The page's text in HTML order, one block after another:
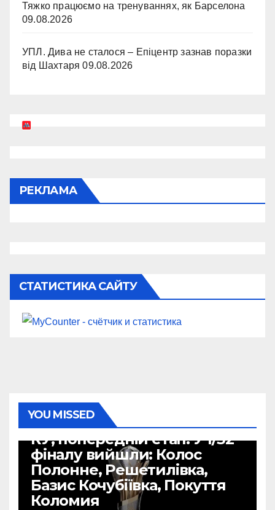
Тяжко працюємо на тренуваннях, як Барселона
09.08.2026
УПЛ. Дива не сталося – Епіцентр зазнав поразки
від Шахтаря 09.08.2026
РЕКЛАМА
СТАТИСТИКА САЙТУ
YOU MISSED
КУ, попередній етап. У 1/32
фіналу вийшли: Колос
Полонне, Решетилівка,
Базис Кочубіївка, Покуття
Коломия